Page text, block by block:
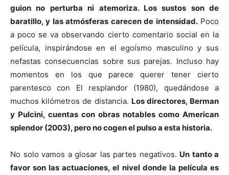
guion no perturba ni atemoriza. Los sustos son de
baratillo, y las atmósferas carecen de intensidad.Poco
a poco se va observando cierto comentario social en la
película, inspirándose en el egoísmo masculino y sus
nefastas consecuencias sobre sus parejas. Incluso hay
momentos en los que parece querer tener cierto
parentesco con El resplandor (1980), quedándose a
muchos kilómetros de distancia. Los directores, Berman
y Pulcini, cuentas con obras notables como American
splendor (2003), pero no cogen el pulso a esta historia.
No solo vamos a glosar las partes negativos. Un tanto a
favor son las actuaciones, el nivel donde la película es